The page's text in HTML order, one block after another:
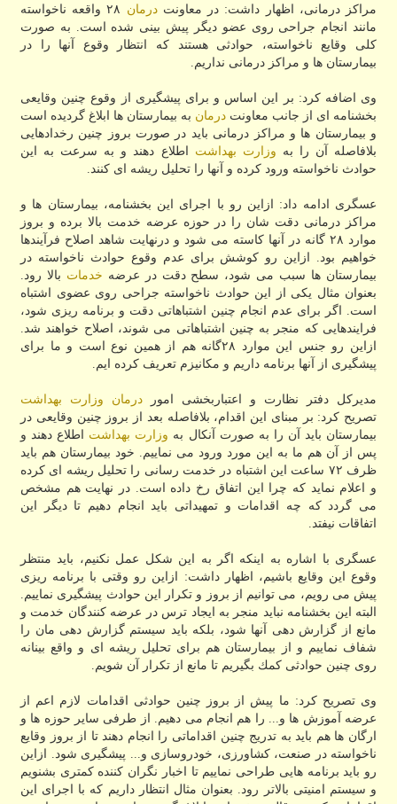
مراكز درمانی، اظهار داشت: در معاونتدرمان
۲۸ واقعه ناخواسته
مانند انجام جراحی روی عضو دیگر پیش بینی شده است. به صورت
كلی وقایع ناخواسته، حوادثی هستند كه انتظار وقوع آنها را در
بیمارستان ها و مراكز درمانی نداریم.
وی اضافه كرد: بر این اساس و برای پیشگیری از وقوع چنین وقایعی
بخشنامه ای از جانب معاونت درمان به بیمارستان ها ابلاغ گردیده است
و بیمارستان ها و مراكز درمانی باید در صورت بروز چنین رخدادهایی
بلافاصله آن را به وزارت بهداشت اطلاع دهند و به سرعت به این
حوادث ناخواسته ورود كرده و آنها را تحلیل ریشه ای كنند.
عسگری ادامه داد: ازاین رو با اجرای این بخشنامه، بیمارستان ها و
مراكز درمانی دقت شان را در حوزه عرضه خدمت بالا برده و بروز
موارد ۲۸ گانه در آنها كاسته می شود و درنهایت شاهد اصلاح فرآیندها
خواهیم بود. ازاین رو كوشش برای عدم وقوع حوادث ناخواسته در
بیمارستان ها سبب می شود، سطح دقت در عرضه خدمات بالا رود.
بعنوان مثال یكی از این حوادث ناخواسته جراحی روی عضوی اشتباه
است. اگر برای عدم انجام چنین اشتباهاتی دقت و برنامه ریزی شود،
فرایندهایی كه منجر به چنین اشتباهاتی می شوند، اصلاح خواهند شد.
ازاین رو جنس این موارد ۲۸گانه هم از همین نوع است و ما برای
پیشگیری از آنها برنامه داریم و مكانیزم تعریف كرده ایم.
مدیركل دفتر نظارت و اعتباربخشی امور درمان
وزارت بهداشت
تصریح كرد: بر مبنای این اقدام، بلافاصله بعد از بروز چنین وقایعی در
بیمارستان باید آن را به صورت آنكال به وزارت بهداشت اطلاع دهند و
پس از آن هم ما به این مورد ورود می نماییم. خود بیمارستان هم باید
ظرف ۷۲ ساعت این اشتباه در خدمت رسانی را تحلیل ریشه ای كرده
و اعلام نماید كه چرا این اتفاق رخ داده است. در نهایت هم مشخص
می گردد كه چه اقدامات و تمهیداتی باید انجام دهیم تا دیگر این
اتفاقات نیفتد.
عسگری با اشاره به اینكه اگر به این شكل عمل نكنیم، باید منتظر
وقوع این وقایع باشیم، اظهار داشت: ازاین رو وقتی با برنامه ریزی
پیش می رویم، می توانیم از بروز و تكرار این حوادث پیشگیری نماییم.
البته این بخشنامه نباید منجر به ایجاد ترس در عرضه كنندگان خدمت و
مانع از گزارش دهی آنها شود، بلكه باید سیستم گزارش دهی مان را
شفاف نماییم و از بیمارستان هم برای تحلیل ریشه ای و واقع بینانه
روی چنین حوادثی كمك بگیریم تا مانع از تكرار آن شویم.
وی تصریح كرد: ما پیش از بروز چنین حوادثی اقدامات لازم اعم از
عرضه آموزش ها و... را هم انجام می دهیم. از طرفی سایر حوزه ها و
ارگان ها هم باید به تدریج چنین اقداماتی را انجام دهند تا از بروز وقایع
ناخواسته در صنعت، كشاورزی، خودروسازی و... پیشگیری شود. ازاین
رو باید برنامه هایی طراحی نماییم تا اخبار نگران كننده كمتری بشنویم
و سیستم امنیتی بالاتر رود. بعنوان مثال انتظار داریم كه با اجرای این